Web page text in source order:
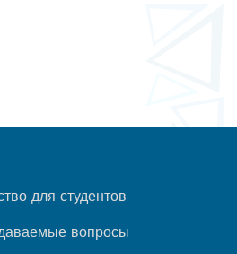
для студентов
вопросы